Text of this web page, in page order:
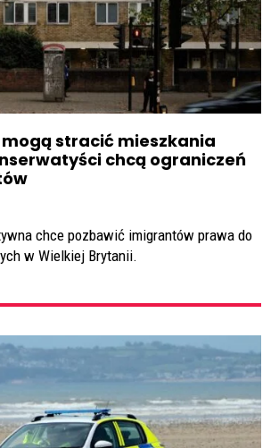
mogą stracić mieszkania
chcą ograniczeń
chce pozbawić imigrantów prawa do
w Wielkiej Brytanii.